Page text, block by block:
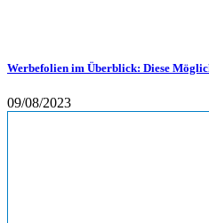
Werbefolien im Überblick: Diese
09/08/2023